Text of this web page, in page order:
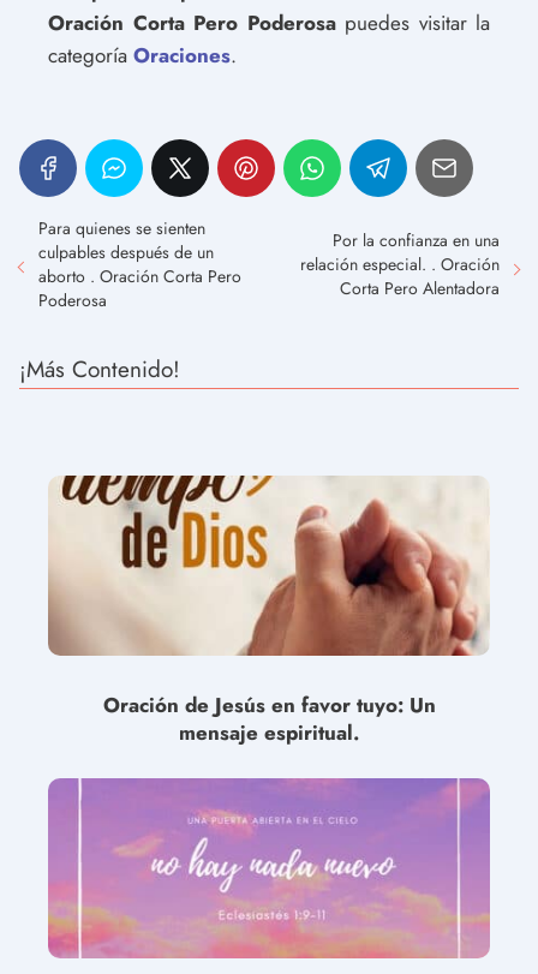
Oración Corta Pero Poderosapuedes visitar la
categoría Oraciones.
Para quienes se sienten
culpables después de un
aborto . Oración Corta Pero
Poderosa
Por la confianza en una
relación especial. . Oración
Corta Pero Alentadora
¡Más Contenido!
Oración de Jesús en favor tuyo: Un
mensaje espiritual.